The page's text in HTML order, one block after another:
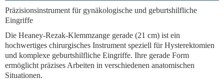
Präzisionsinstrument für gynäkologische und geburtshilfliche
Eingriffe
Die Heaney-Rezak-Klemmzange gerade (21 cm) ist ein
hochwertiges chirurgisches Instrument speziell für Hysterektomien
und komplexe geburtshilfliche Eingriffe. Ihre gerade Form
ermöglicht präzises Arbeiten in verschiedenen anatomischen
Situationen.